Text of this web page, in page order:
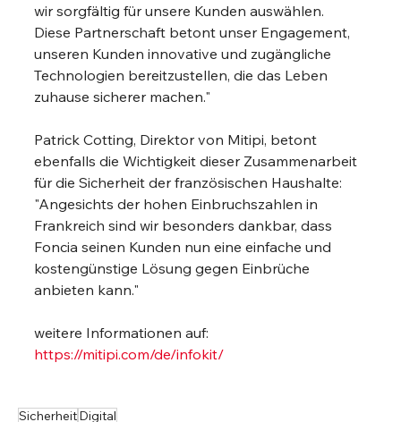
wir sorgfältig für unsere Kunden auswählen.
Diese Partnerschaft betont unser Engagement,
unseren Kunden innovative und zugängliche
Technologien bereitzustellen, die das Leben
zuhause sicherer machen."
Patrick Cotting, Direktor von Mitipi, betont
ebenfalls die Wichtigkeit dieser Zusammenarbeit
für die Sicherheit der französischen Haushalte:
"Angesichts der hohen Einbruchszahlen in
Frankreich sind wir besonders dankbar, dass
Foncia seinen Kunden nun eine einfache und
kostengünstige Lösung gegen Einbrüche
anbieten kann."
weitere Informationen auf:
https://mitipi.com/de/infokit/
SicherheitDigital